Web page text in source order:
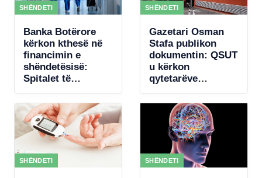
SHËNDETI
Banka Botërore
kërkon kthesë në
financimin e
shëndetësisë:
Spitalet të
rezultateve
SHËNDETI
Gazetari Osman
Stafa publikon
dokumentin: QSUT
u kërkon
qytetarëve
pajisje mjekësore,
qeveria akordon 4
mln € për
koncertin e Kanye
West
SHËNDETI SHËNDETI